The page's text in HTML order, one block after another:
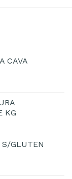
CAVA
KG
S/GLUTEN